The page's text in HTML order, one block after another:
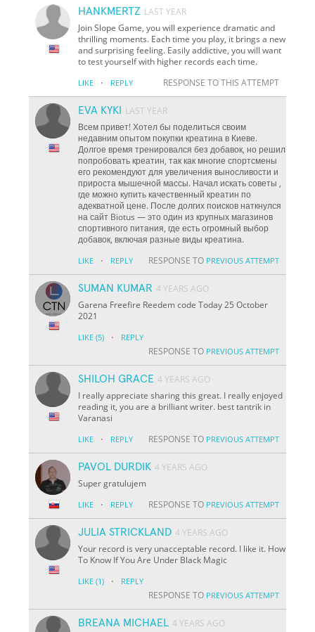
HANKMERTZ LAST YEAR
Join Slope Game, you will experience dramatic and
thrilling moments. Each time you play, it brings a new
and surprising feeling. Easily addictive, you will want
to test yourself with higher records each time.
LIKE · REPLY RESPONSE TO THIS ATTEMPT
EVA KYKI
LAST YEAR
Всем привет! Хотел бы поделиться своим
недавним опытом покупки креатина в Киеве.
Долгое время тренировался без добавок, но решил
попробовать креатин, так как многие спортсмены
его рекомендуют для увеличения выносливости и
прироста мышечной массы. Начал искать советы ,
где можно купить качественный креатин по
адекватной цене. После долгих поисков наткнулся
на сайт Biotus — это один из крупных магазинов
спортивного питания, где есть огромный выбор
добавок, включая разные виды креатина.
LIKE · REPLY RESPONSE TO PREVIOUS ATTEMPT
SUMAN KUMAR 4 YEARS AGO
Garena Freefire Reedem code Today 25 October
2021
LIKE (5) · REPLY
RESPONSE TO PREVIOUS ATTEMPT
SHILOH GRACE 4 YEARS AGO
I really appreciate sharing this great. I really enjoyed
reading it, you are a brilliant writer. best tantrik in
Varanasi
LIKE · REPLY RESPONSE TO PREVIOUS ATTEMPT
PAVOL DURDIK 4 YEARS AGO
Super gratulujem
LIKE · REPLY RESPONSE TO PREVIOUS ATTEMPT
JULIA STRICKLAND 4 YEARS AGO
Your record is very unacceptable record. I like it. How
To Know If You Are Under Black Magic
LIKE (1) · REPLY
RESPONSE TO PREVIOUS ATTEMPT
BREANA MICHAEL 4 YEARS AGO